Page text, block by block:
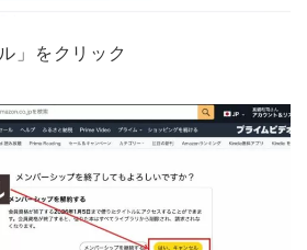
」をクリック